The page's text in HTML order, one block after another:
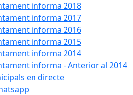
informa 2018
informa 2017
informa 2016
informa 2015
informa 2014
informa - Anterior al 2014
en directe